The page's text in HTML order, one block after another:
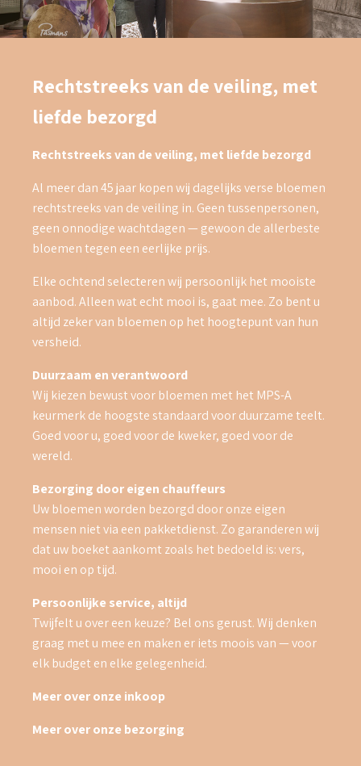
Rechtstreeks van de veiling, met
liefde bezorgd
Rechtstreeks van de veiling, met liefde bezorgd
Al meer dan 45 jaar kopen wij dagelijks verse bloemen
rechtstreeks van de veiling in. Geen tussenpersonen,
geen onnodige wachtdagen — gewoon de allerbeste
bloemen tegen een eerlijke prijs.
Elke ochtend selecteren wij persoonlijk het mooiste
aanbod. Alleen wat echt mooi is, gaat mee. Zo bent u
altijd zeker van bloemen op het hoogtepunt van hun
versheid.
Duurzaam en verantwoord
Wij kiezen bewust voor bloemen met het MPS-A
keurmerk de hoogste standaard voor duurzame teelt.
Goed voor u, goed voor de kweker, goed voor de
wereld.
Bezorging door eigen chauffeurs
Uw bloemen worden bezorgd door onze eigen
mensen niet via een pakketdienst. Zo garanderen wij
dat uw boeket aankomt zoals het bedoeld is: vers,
mooi en op tijd.
Persoonlijke service, altijd
Twijfelt u over een keuze? Bel ons gerust. Wij denken
graag met u mee en maken er iets moois van — voor
elk budget en elke gelegenheid.
Meer over onze inkoop
Meer over onze bezorging